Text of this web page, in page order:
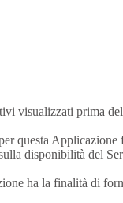
visualizzati prima
questa
disponibilità del
ha la finalità di